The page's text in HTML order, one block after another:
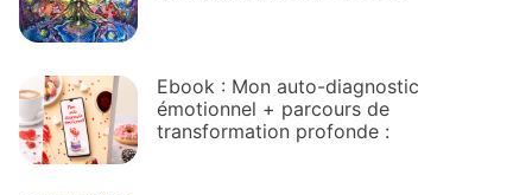
Ebook : Mon auto-diagnostic
émotionnel + parcours de
transformation profonde :